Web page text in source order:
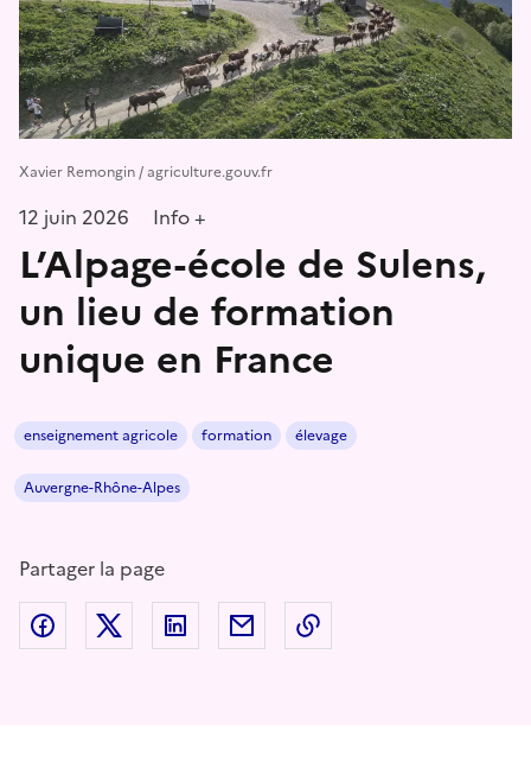
Xavier Remongin / agriculture.gouv.fr
12 juin 2026 Info +
L’Alpage-école de Sulens,
un lieu de formation
unique en France
enseignement agricole formation élevage
Auvergne-Rhône-Alpes
Partager la page
Partager sur Facebook
Partager sur Twitter
Partager sur LinkedIn
Partager par email